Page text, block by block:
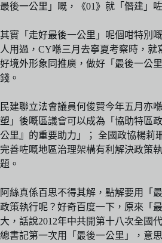
最後一公里」嘅，《01》就「僭建」
其實「走好最後一公里」呢個咁特別
人用過，CY喺三月去寧夏考察時，就
好境外形象同推廣，做好「最後一公
錢。
民建聯立法會議員何俊賢今年五月亦
塑」後嘅區議會可以成為「協助特區
公里』的重要助力」； 全國政協楊莉
完善咗嘅地區治理架構有利解決政策
題。
阿絲真係百思不得其解，點解要用「
政策執行呢？好奇百度一下，原來「
大，話說2012年中共開第十八次全國
總書記第一次用「最後一公里」，意